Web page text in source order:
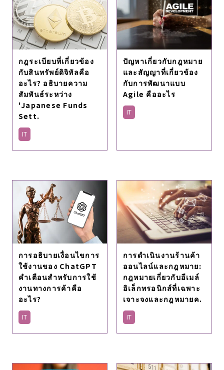
กฎระเบียบที่เกี่ยวข้อง
กับสินทรัพย์ดิจิทัลคือ
อะไร? อธิบายความ
สัมพันธ์ระหว่าง
'Japanese Funds
Sett.
IT
ปัญหาเกี่ยวกับกฎหมาย
และสัญญาที่เกี่ยวข้อง
กับการพัฒนาแบบ
Agile คืออะไร
IT
การอธิบายเงื่อนไขการ
ใช้งานของ ChatGPT
คําเตือนสําหรับการใช้
งานทางการค้าคือ
อะไร?
IT
การดำเนินงานร้านค้า
ออนไลน์และกฎหมาย:
กฎหมายเกี่ยวกับอีเมล์
อิเล็กทรอนิกส์ที่เฉพาะ
เจาะจงและกฎหมายค.
IT